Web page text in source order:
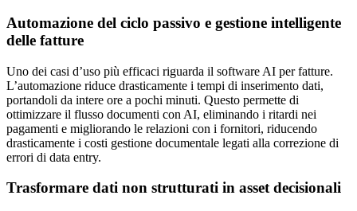
Automazione del ciclo passivo e gestione intelligente
delle fatture
Uno dei casi d’uso più efficaci riguarda il software AI per fatture.
L’automazione riduce drasticamente i tempi di inserimento dati,
portandoli da intere ore a pochi minuti. Questo permette di
ottimizzare il flusso documenti con AI, eliminando i ritardi nei
pagamenti e migliorando le relazioni con i fornitori, riducendo
drasticamente i costi gestione documentale legati alla correzione di
errori di data entry.
Trasformare dati non strutturati in asset decisionali